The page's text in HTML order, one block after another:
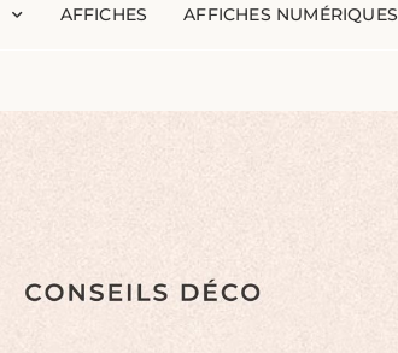
AFFICHES AFFICHES NUMÉRIQUES